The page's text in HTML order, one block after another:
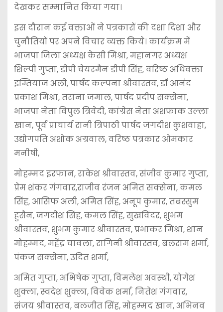
देखकर सम्मानित किया गया।
इस दौरान कई वक्ताओं ने पत्रकारों की दशा दिशा और
चुनौतियों पर अपने विचार व्यक्त किये। कार्यक्रम में
भाजपा जिला अध्यक्ष केसी मिश्रा, महानगर अध्यक्ष
शिल्पी गुप्ता, डीपी चेयरमैन डीपी सिंह, वरिष्ठ अधिवक्ता
इम्तियाज अली, पार्षद कल्पना श्रीवास्तव, डॉ आनंद
प्रकाश मिश्रा, तराना जमाल, पार्षद प्रदीप सक्सेना,
भाजपा नेता विपुल त्रिवेदी, कांग्रेस नेता अशफाक उल्ला
खान, पूर्व प्राचार्य रानी त्रिपाठी पार्षद जगदीश कुशवाहा,
उद्योगपति अशोक अग्रवाल, वरिष्ठ पत्रकार ओमकार
मनीषी,
मोहम्मद इरफान, राकेश श्रीवास्तव, संजीव कुमार गुप्ता,
प्रेम शंकर गंगवार,राजीव रंजन अमित सक्सेना, कमल
सिंह, आसिफ अली, अमित सिंह, अनूप कुमार, तबस्सुम
हुसैन, जगदीश सिंह, कमल सिंह, सुखविंदर, शुभम
श्रीवास्तव, शुभम कुमार श्रीवास्तव, प्रभाकर मिश्रा, शान
मोहम्मद, महेंद्र चावला, रागिनी श्रीवास्तव, बलराम शर्मा,
पंकज सक्सेना, उदित शर्मा,
अमित गुप्ता, अभिषेक गुप्ता, विमलेश अवस्थी, योगेश
शुक्ला, स्वदेश शुक्ला, विवेक शर्मा, नितेश गंगवार,
संजय श्रीवास्तव, बलजीत सिंह, मोहम्मद खान, अभिनव